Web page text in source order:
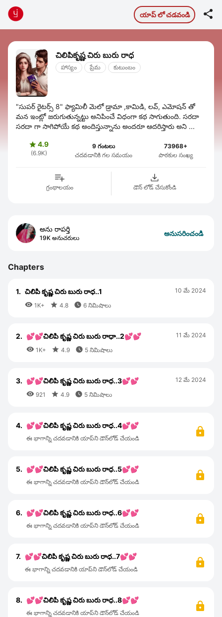
యాప్ లో చడవండి 
చిలిపికృష్ణ చిరు బురు రాధ
హాస్యం ప్రేమ కుటుంబం
"సుపర్ రైటర్స్ 8" ఫ్యామిలీ మెలో డ్రామా ,కామిడి, లవ్, ఎమోషన్ తో
మన ఇంట్లో జరుగుతున్నట్టు అనిపించే విధంగా కథ సాగుతుంది. సరదా
సరదా గా సాగిపోయే కథ అందిస్తున్నాను అందరూ ఆదరిస్తారు అని ...
 4.9
(6.9K)
9 గంటలు
చదవడానికి గల సమయం
73968+
పాఠకుల సంఖ్య
గ్రంథాలయం డౌన్ లోడ్ చేసుకోండి
అను రాపర్తి
19K అనుచరులు
అనుసరించండి
Chapters
1. చిలిపి కృష్ణ చిరు బురు రాధ..1
 1K+  4.8  6 నిమిషాలు
10 మే 2024
2. 💕💕చిలిపి కృష్ణ చిరు బురు రాధా..2💕💕
 1K+  4.9  5 నిమిషాలు
11 మే 2024
3. 💕💕చిలిపి కృష్ణ చిరు బురు రాధ..3💕💕
 921  4.9  5 నిమిషాలు
12 మే 2024
4. 💕💕చిలిపి కృష్ణ చిరు బురు రాధ..4💕💕
ఈ భాగాన్ని చదవడానికి యాప్‌ని డౌన్‌లోడ్ చేయండి
5. 💕💕చిలిపి కృష్ణ చిరు బురు రాధ..5💕💕
ఈ భాగాన్ని చదవడానికి యాప్‌ని డౌన్‌లోడ్ చేయండి
6. 💕💕చిలిపి కృష్ణ చిరు బురు రాధ..6💕💕
ఈ భాగాన్ని చదవడానికి యాప్‌ని డౌన్‌లోడ్ చేయండి
7. 💕💕చిలిపి కృష్ణ చిరు బురు రాధ..7💕💕
ఈ భాగాన్ని చదవడానికి యాప్‌ని డౌన్‌లోడ్ చేయండి
8. 💕💕చిలిపి కృష్ణ చిరు బురు రాధ..8💕💕
ఈ భాగాన్ని చదవడానికి యాప్‌ని డౌన్‌లోడ్ చేయండి